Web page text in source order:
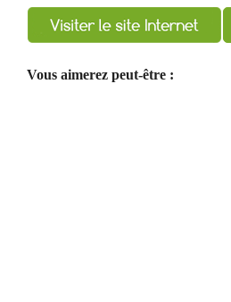
articles
Vous aimerez peut-être :